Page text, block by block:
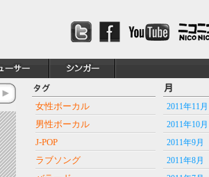
女性ボーカル
男性ボーカル
J-POP
ラブソング
2011年11月
2011年10月
2011年9月
2011年8月